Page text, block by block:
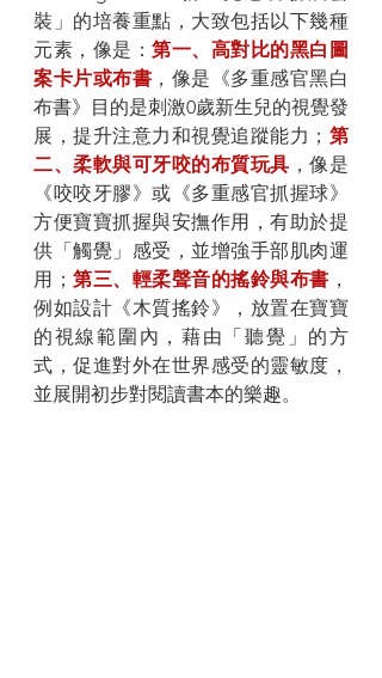
裝」的培養重點，大致包括以下幾種
元素，像是：第一、高對比的黑白圖
案卡片或布書 ，像是《多重感官黑白
布書》目的是刺激0歲新生兒的視覺發
展，提升注意力和視覺追蹤能力； 第
二、柔軟與可牙咬的布質玩具 ，像是
《咬咬牙膠》或《多重感官抓握球》
方便寶寶抓握與安撫作用，有助於提
供「觸覺」感受，並增強手部肌肉運
用； 第三、輕柔聲音的搖鈴與布書 ，
例如設計《木質搖鈴》，放置在寶寶
的視線範圍內，藉由「聽覺」的方
式，促進對外在世界感受的靈敏度，
並展開初步對閱讀書本的樂趣。